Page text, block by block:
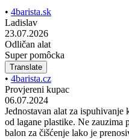
• 4barista.sk
Ladislav
23.07.2026
Odličan alat
Super pomôcka
Translate
• 4barista.cz
Provjereni kupac
06.07.2024
Jednostavan alat za ispuhivanje
od lagane plastike. Ne zauzima
balon za čišćenje lako je